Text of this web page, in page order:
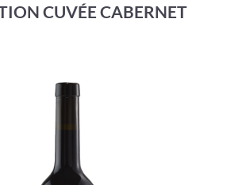
CUVÉE CABERNET